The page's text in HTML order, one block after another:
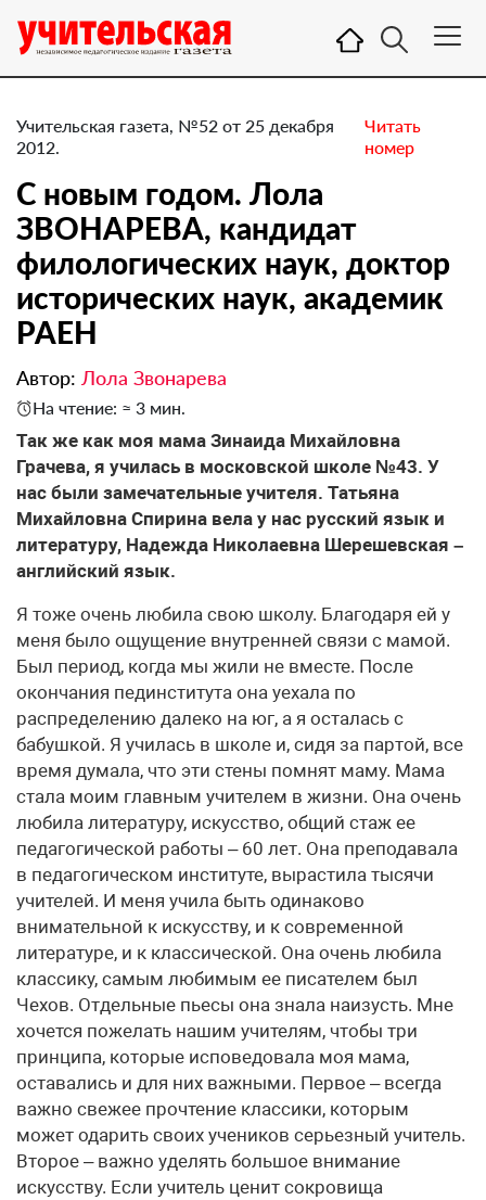
Учительская газета, №52 от 25 декабря
2012.
Читать
номер
С новым годом. ​Лола
ЗВОНАРЕВА, кандидат
филологических наук, доктор
исторических наук, академик
РАЕН
Автор: Лола Звонарева
На чтение: ≈ 3 мин.
Так же как моя мама Зинаида Михайловна
Грачева, я училась в московской школе №43. У
нас были замечательные учителя. Татьяна
Михайловна Спирина вела у нас русский язык и
литературу, Надежда Николаевна Шерешевская –
английский язык.
Я тоже очень любила свою школу. Благодаря ей у
меня было ощущение внутренней связи с мамой.
Был период, когда мы жили не вместе. После
окончания пединститута она уехала по
распределению далеко на юг, а я осталась с
бабушкой. Я училась в школе и, сидя за партой, все
время думала, что эти стены помнят маму. Мама
стала моим главным учителем в жизни. Она очень
любила литературу, искусство, общий стаж ее
педагогической работы – 60 лет. Она преподавала
в педагогическом институте, вырастила тысячи
учителей. И меня учила быть одинаково
внимательной к искусству, и к современной
литературе, и к классической. Она очень любила
классику, самым любимым ее писателем был
Чехов. Отдельные пьесы она знала наизусть. Мне
хочется пожелать нашим учителям, чтобы три
принципа, которые исповедовала моя мама,
оставались и для них важными. Первое – всегда
важно свежее прочтение классики, которым
может одарить своих учеников серьезный учитель.
Второе – важно уделять большое внимание
искусству. Если учитель ценит сокровища